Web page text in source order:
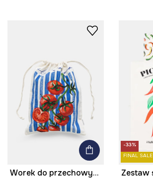
Worek do przechowywania z lnem
-33%
FINAL SALE